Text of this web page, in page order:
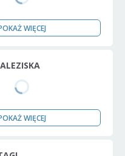
WIĘCEJ
WIĘCEJ